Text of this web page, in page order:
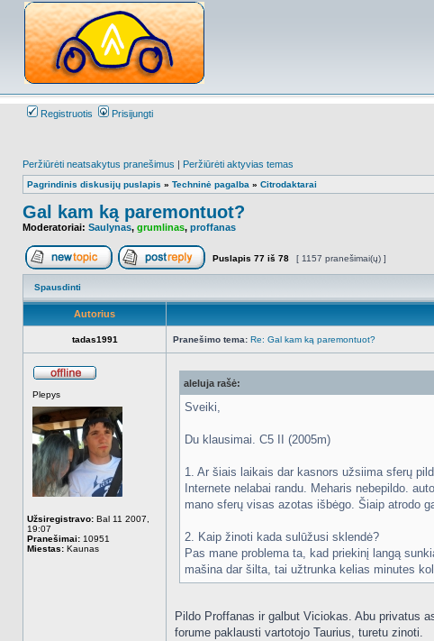
Registruotis Prisijungti
Peržiūrėti neatsakytus pranešimus | Peržiūrėti aktyvias temas
Pagrindinis diskusijų puslapis » Techninė pagalba » Citrodaktarai
Gal kam ką paremontuot?
Moderatoriai: Saulynas, grumlinas, proffanas
Naujos temos kūrimasAtsakyti į temą
Puslapis 77 iš 78 [ 1157 pranešimai(ų) ]
Spausdinti
Autorius
tadas1991 Pranešimo tema: Re: Gal kam ką paremontuot?
Plepys
Užsiregistravo: Bal 11 2007,
19:07
Pranešimai: 10951
Miestas: Kaunas
aleluja rašė:
Sveiki,
Du klausimai. C5 II (2005m)
1. Ar šiais laikais dar kasnors užsiima sferų
Internete nelabai randu. Meharis nebepildo.
mano sferų visas azotas išbėgo. Šiaip atrodo
2. Kaip žinoti kada sulūžusi sklendė?
Pas mane problema ta, kad priekinį langą
mašina dar šilta, tai užtrunka kelias minutes
Pildo Proffanas ir galbut Viciokas. Abu privatus
forume paklausti vartotojo Taurius, turetu zinoti.